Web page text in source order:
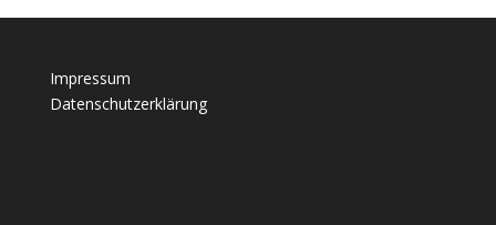
Impressum
Datenschutzerklärung